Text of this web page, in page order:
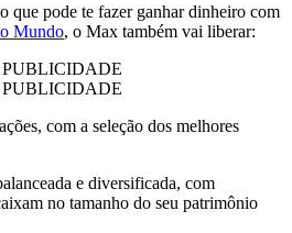
que pode te fazer ganhar dinheiro com
Mundo, o Max também vai liberar:
com a seleção dos melhores
e diversificada, com
no tamanho do seu patrimônio